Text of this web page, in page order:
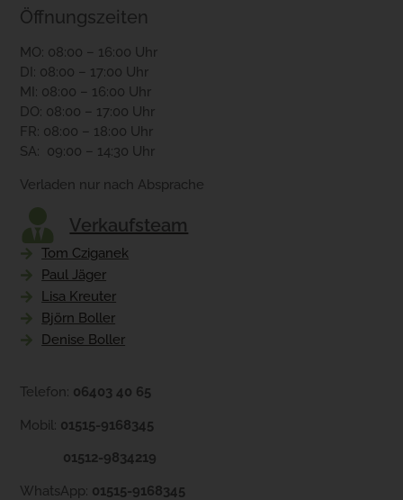
Öffnungszeiten
MO: 08:00 – 16:00 Uhr
DI: 08:00 – 17:00 Uhr
MI: 08:00 – 16:00 Uhr
DO: 08:00 – 17:00 Uhr
FR: 08:00 – 18:00 Uhr
SA: 09:00 – 14:30 Uhr
Verladen nur nach Absprache
Verkaufsteam
Tom Cziganek
Paul Jäger
Lisa Kreuter
Björn Boller
Denise Boller
Telefon: 06403 40 65
Mobil: 01515-9168345
01512-9834219
WhatsApp: 01515-9168345